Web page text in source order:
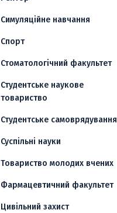
Симуляційне навчання
Спорт
Стоматологічний факультет
Студентське наукове
товариство
Студентське самоврядування
Суспільні науки
Товариство молодих вчених
Фармацевтичний факультет
Цивільний захист